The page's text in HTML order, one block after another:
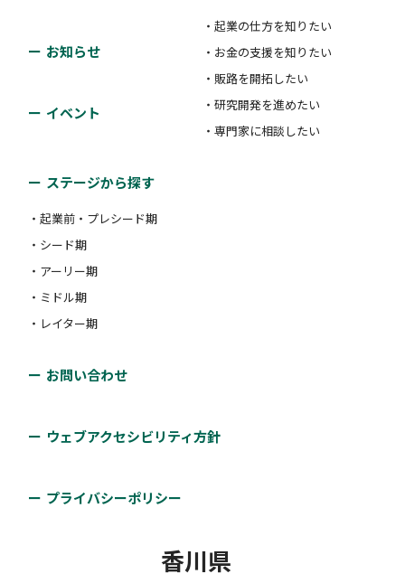
お知らせ
イベント
・起業の仕方を知りたい
・お金の支援を知りたい
・販路を開拓したい
・研究開発を進めたい
・専門家に相談したい
ステージから探す
・起業前・プレシード期
・シード期
・アーリー期
・ミドル期
・レイター期
お問い合わせ
ウェブアクセシビリティ方針
プライバシーポリシー
香川県